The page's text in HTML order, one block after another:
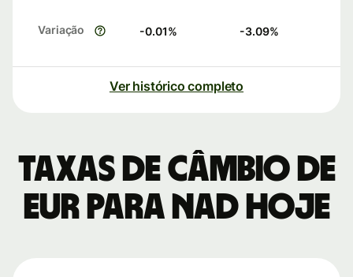
Variação -0.01% -3.09%
Ver histórico completo
Taxas de câmbio de
EUR para NAD hoje